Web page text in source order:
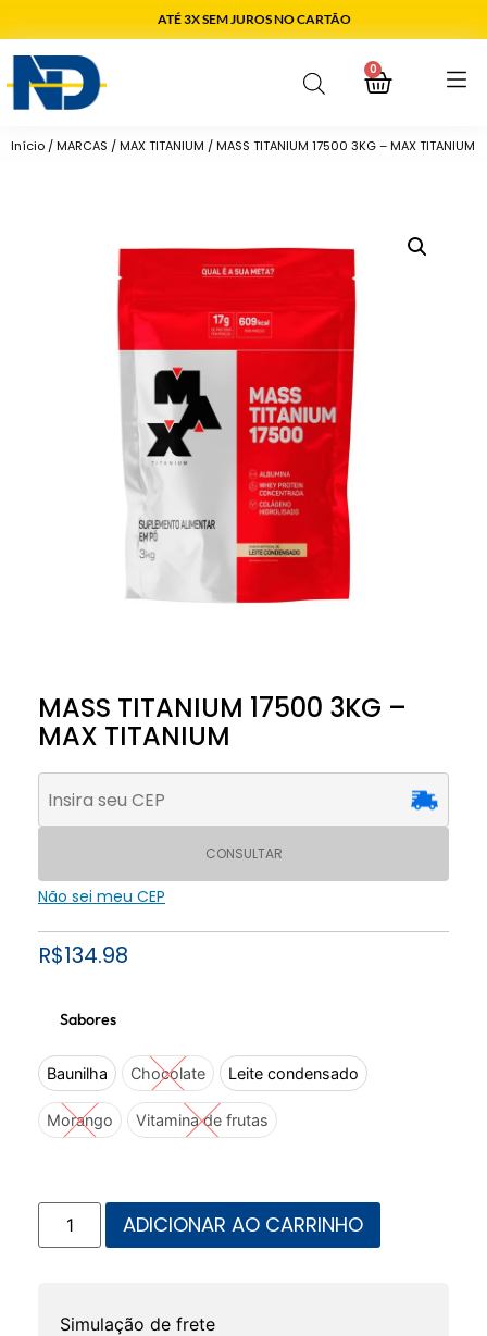
ATÉ 3X SEM JUROS NO CARTÃO
0
Início /MARCAS /MAX TITANIUM / MASS TITANIUM 17500 3KG – MAX TITANIUM
MASS TITANIUM 17500 3KG –
MAX TITANIUM
CONSULTAR
Não sei meu CEP
R$134.98
Sabores
Baunilha Chocolate Leite condensado
Morango Vitamina de frutas
ADICIONAR AO CARRINHO
Simulação de frete